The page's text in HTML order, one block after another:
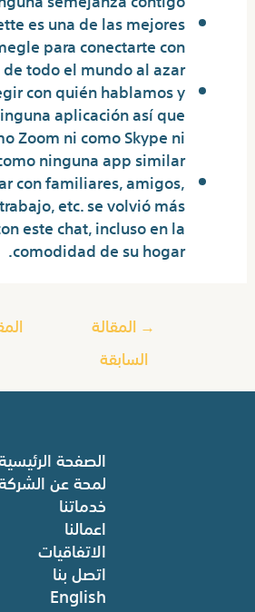
es una de las mejores
para conectarte con
todo el mundo al azar.
con quién hablamos y
aplicación así que
Zoom ni como Skype ni
ninguna app similar.
con familiares, amigos,
etc. se volvió más
este chat, incluso en la
comodidad de su hogar.
→ المقالة
السابقة
الصفحة
لمحة عن
خدماتنا
اعمالنا
الاتفاقيات
اتصل بنا
English